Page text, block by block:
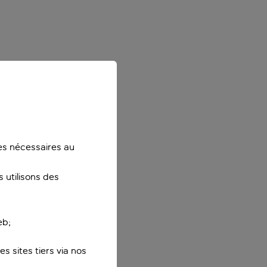
nécessaires au
utilisons des
sites tiers via nos